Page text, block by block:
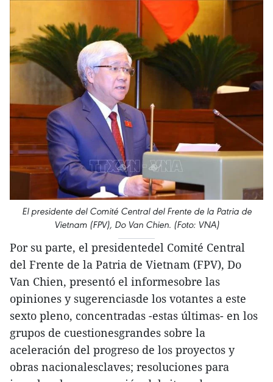
El presidente del Comité Central del Frente de la Patria de
Vietnam (FPV), Do Van Chien. (Foto: VNA)
Por su parte, el presidentedel Comité Central
del Frente de la Patria de Vietnam (FPV), Do
Van Chien, presentó el informesobre las
opiniones y sugerenciasde los votantes a este
sexto pleno, concentradas -estas últimas- en los
grupos de cuestionesgrandes sobre la
aceleración del progreso de los proyectos y
obras nacionalesclaves; resoluciones para